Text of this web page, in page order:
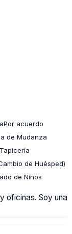
Por acuerdo
de Mudanza
de Huésped)
de Niños
oficinas. Soy una